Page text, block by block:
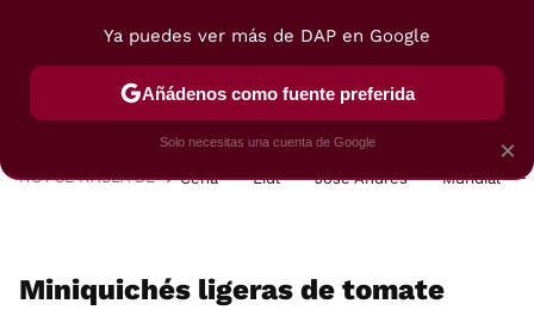
POSTRES VIAJES SELECCIÓN VEGUI
HOY SE HABLA DE Cena Lidl José Andrés Mundial
Miniquichés ligeras de tomate
×
Ya puedes ver más de DAP en Google
Añádenos como fuente preferida
Solo necesitas una cuenta de Google